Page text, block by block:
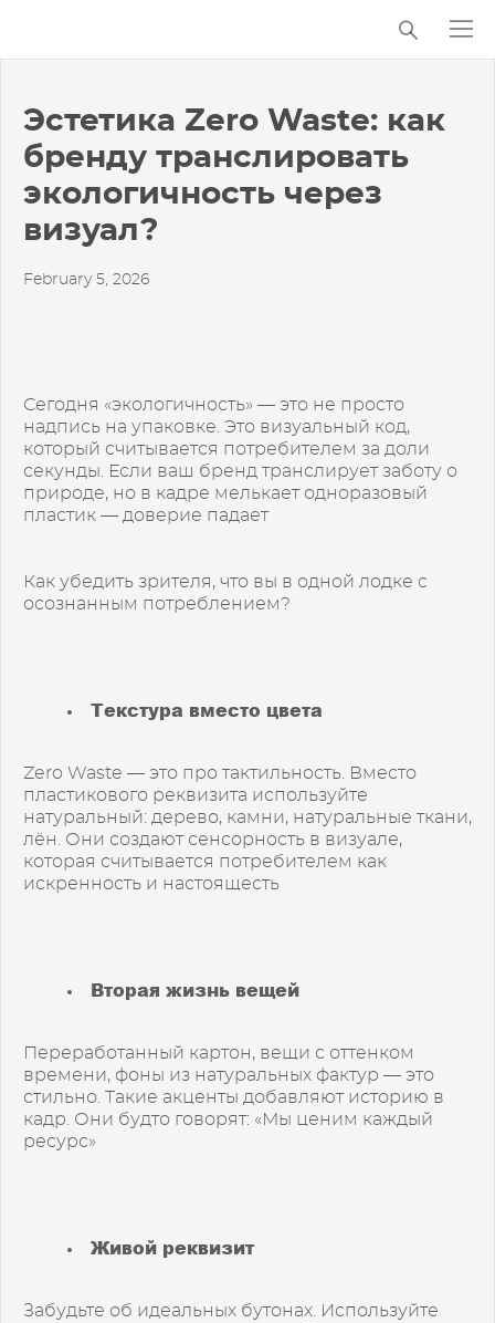
February 5, 2026
Эстетика Zero Waste: как
бренду транслировать
экологичность через
визуал?
Сегодня «экологичность» — это не просто
надпись на упаковке. Это визуальный код,
который считывается потребителем за доли
секунды. Если ваш бренд транслирует заботу о
природе, но в кадре мелькает одноразовый
пластик — доверие падает
Как убедить зрителя, что вы в одной лодке с
осознанным потреблением?
Текстура вместо цвета
Zero Waste — это про тактильность. Вместо
пластикового реквизита используйте
натуральный: дерево, камни, натуральные ткани,
лён. Они создают сенсорность в визуале,
которая считывается потребителем как
искренность и настоящесть
Вторая жизнь вещей
Переработанный картон, вещи с оттенком
времени, фоны из натуральных фактур — это
стильно. Такие акценты добавляют историю в
кадр. Они будто говорят: «Мы ценим каждый
ресурс»
Живой реквизит
Забудьте об идеальных бутонах. Используйте